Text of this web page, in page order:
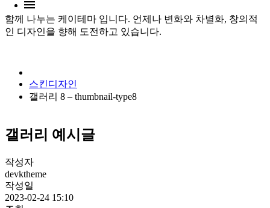
함께 나누는 케이테마 입니다. 언제나 변화와 차별화, 창의적
인 디자인을 향해 도전하고 있습니다.
스킨디자인
갤러리 8 – thumbnail-type8
갤러리 예시글
작성자
devktheme
작성일
2023-02-24 15:10